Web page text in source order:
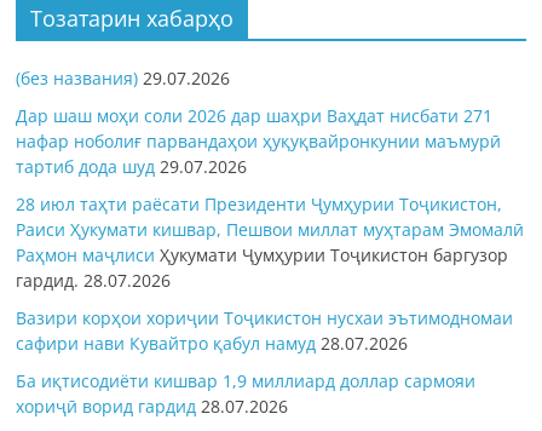
Тозатарин хабарҳо
(без названия) 29.07.2026
Дар шаш моҳи соли 2026 дар шаҳри Ваҳдат нисбати 271
нафар ноболиғ парвандаҳои ҳуқуқвайронкунии маъмурӣ
тартиб дода шуд 29.07.2026
28 июл таҳти раёсати Президенти Ҷумҳурии Тоҷикистон,
Раиси Ҳукумати кишвар, Пешвои миллат муҳтарам Эмомалӣ
Раҳмон маҷлисиҲукумати Ҷумҳурии Тоҷикистон баргузор
гардид.28.07.2026
Вазири корҳои хориҷии Тоҷикистон нусхаи эътимодномаи
сафири нави Кувайтро қабул намуд 28.07.2026
Ба иқтисодиёти кишвар 1,9 миллиард доллар сармояи
хориҷӣ ворид гардид 28.07.2026